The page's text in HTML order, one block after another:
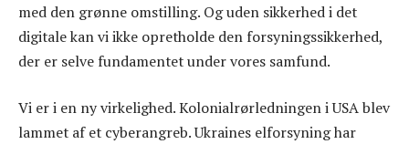
med den grønne omstilling. Og uden sikkerhed i det
digitale kan vi ikke opretholde den forsyningssikkerhed,
der er selve fundamentet under vores samfund.
Vi er i en ny virkelighed. Kolonialrørledningen i USA blev
lammet af et cyberangreb. Ukraines elforsyning har